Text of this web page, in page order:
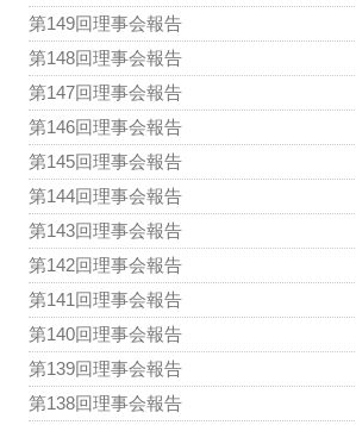
第149回理事会報告
第148回理事会報告
第147回理事会報告
第146回理事会報告
第145回理事会報告
第144回理事会報告
第143回理事会報告
第142回理事会報告
第141回理事会報告
第140回理事会報告
第139回理事会報告
第138回理事会報告